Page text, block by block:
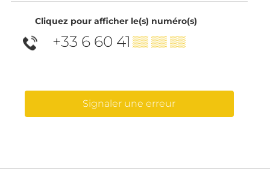
Cliquez pour afficher le(s) numéro(s)
+33 6 60 41 ▒▒ ▒▒ ▒▒
Signaler une erreur